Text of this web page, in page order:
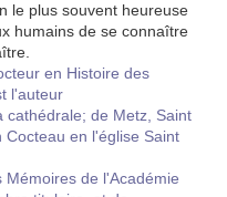
le plus souvent heureuse
humains de se connaître
en Histoire des
l'auteur
cathédrale; de Metz, Saint
en l'église Saint
de l'Académie